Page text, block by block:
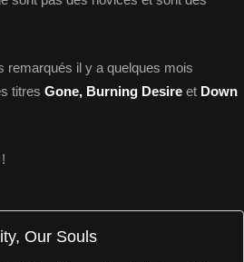
remarqués il y a quelques mois
titres Gone, Burning Desire et Down
Our Souls